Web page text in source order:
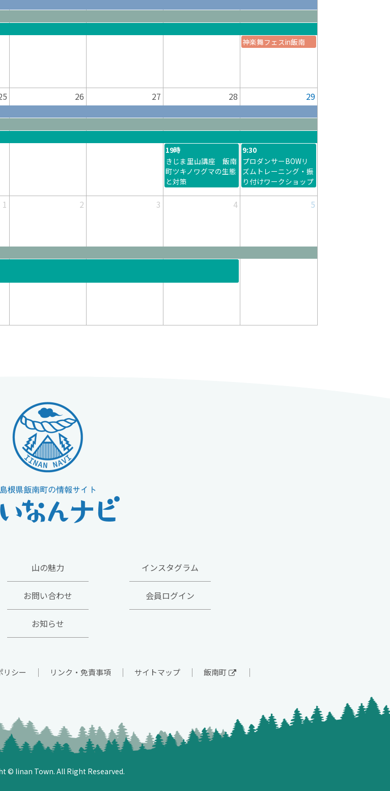
神楽舞フェスin飯南
26 27 28
19時
きじま里山講座 飯南
町ツキノワグマの生態
と対策
29
9:30
プロダンサーBOWリ
ズムトレーニング・振
り付けワークショップ
1 2 3 4 5
山の魅力
お問い合わせ
お知らせ
インスタグラム
会員ログイン
リシー リンク・免責事項 サイトマップ 飯南町
© Iinan Town. All Right Researved.